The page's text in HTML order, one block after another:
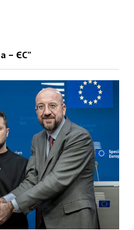
– ЄС”